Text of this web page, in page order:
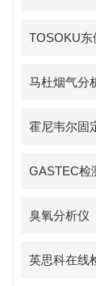
TOSOKU东
马杜烟气分
霍尼韦尔固
GASTEC检
臭氧分析仪
英思科在线